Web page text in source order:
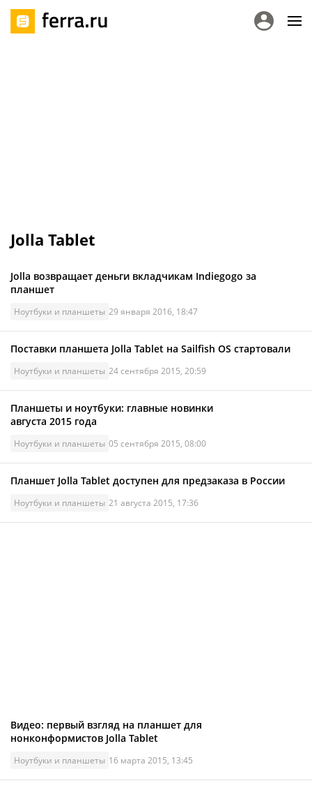
Jolla Tablet
Jolla возвращает деньги вкладчикам Indiegogo за
планшет
Ноутбуки и планшеты 29 января 2016, 18:47
Поставки планшета Jolla Tablet на Sailfish OS стартовали
Ноутбуки и планшеты 24 сентября 2015, 20:59
Планшеты и ноутбуки: главные новинки
августа 2015 года
Ноутбуки и планшеты 05 сентября 2015, 08:00
Планшет Jolla Tablet доступен для предзаказа в России
Ноутбуки и планшеты 21 августа 2015, 17:36
Видео: первый взгляд на планшет для
нонконформистов Jolla Tablet
Ноутбуки и планшеты 16 марта 2015, 13:45